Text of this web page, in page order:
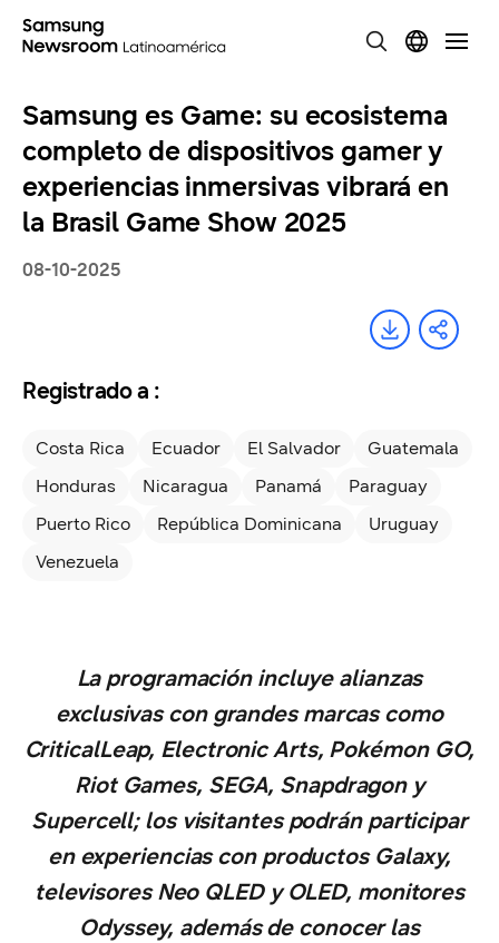
Samsung es Game: su ecosistema
completo de dispositivos gamer y
experiencias inmersivas vibrará en
la Brasil Game Show 2025
08-10-2025
Registrado a :
Costa Rica Ecuador El Salvador
Guatemala
Honduras
Nicaragua Panamá
Paraguay
Puerto Rico
República Dominicana
Uruguay
Venezuela
La programación incluye alianzas
exclusivas con grandes marcas como
CriticalLeap, Electronic Arts, Pokémon GO,
Riot Games, SEGA, Snapdragon y
Supercell; los visitantes podrán participar
en experiencias con productos Galaxy,
televisores Neo QLED y OLED, monitores
Odyssey, además de conocer las